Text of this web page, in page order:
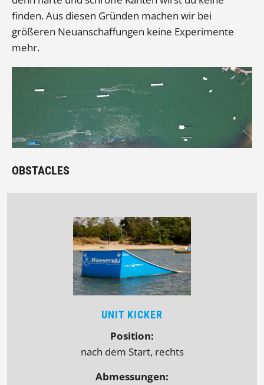
finden. Aus diesen Gründen machen wir bei
größeren Neuanschaffungen keine Experimente
mehr.
OBSTACLES
UNIT KICKER
Position:
nach dem Start, rechts
Abmessungen: